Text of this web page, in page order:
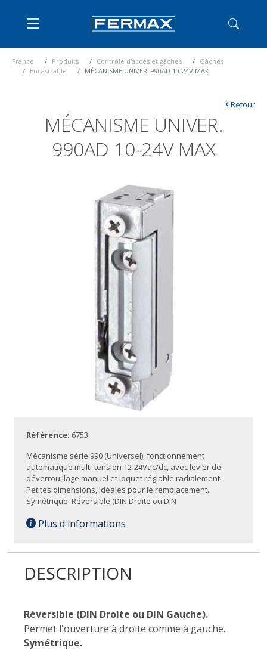
France Produits Controle d'accès et gâches
Gâches
Encastrable
MÉCANISME UNIVER. 990AD 10-24V MAX
MÉCANISME UNIVER.
990AD 10-24V MAX
‹Retour
Référence: 6753
Mécanisme série 990 (Universel), fonctionnement
automatique multi-tension 12-24Vac/dc, avec levier de
déverrouillage manuel et loquet réglable radialement.
Petites dimensions, idéales pour le remplacement.
Symétrique. Réversible (DIN Droite ou DIN
Plus d'informations
DESCRIPTION
Réversible (DIN Droite ou DIN Gauche).
Permet l'ouverture à droite comme à gauche.
Symétrique.